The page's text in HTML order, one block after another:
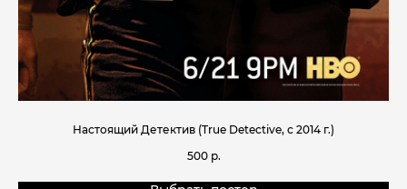
Настоящий Детектив (True Detective, с 2014 г.)
500 р.